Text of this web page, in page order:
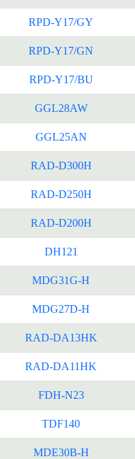
RPD-Y17/GY
RPD-Y17/GN
RPD-Y17/BU
GGL28AW
GGL25AN
RAD-D300H
RAD-D250H
RAD-D200H
DH121
MDG31G-H
MDG27D-H
RAD-DA13HK
RAD-DA11HK
FDH-N23
TDF140
MDE30B-H